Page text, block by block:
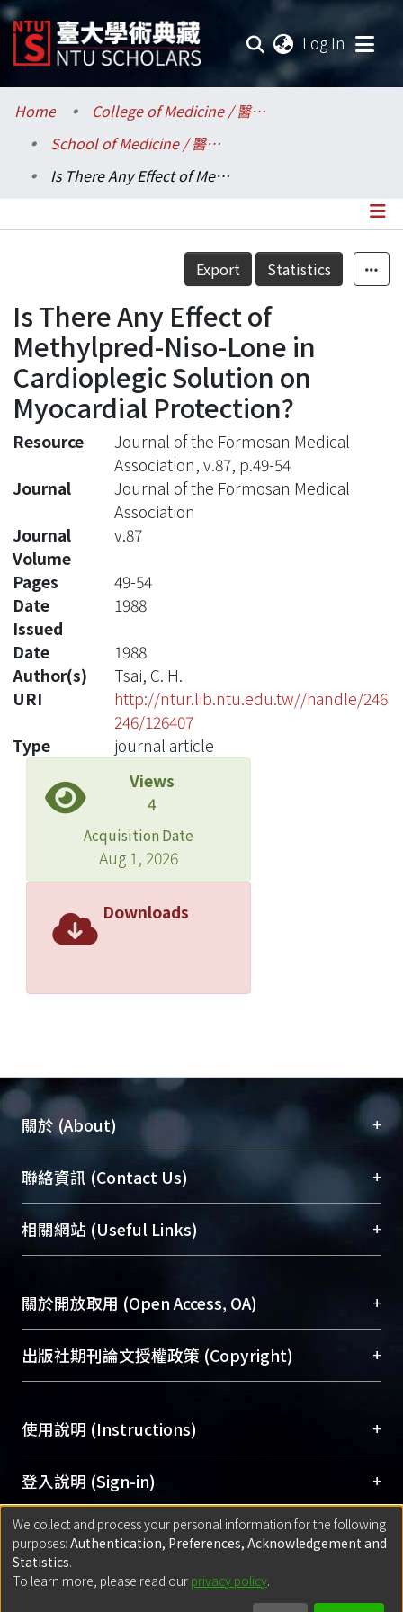
Log In
Communities & Collections
Research Outputs
Statistics
Home
College of Medicine / 醫學院
School of Medicine / 醫學系
Is There Any Effect of Methylpred-Niso-Lone in Cardioplegic Solution on Myocardial Protection?
Details
Export Statistics
Is There Any Effect of
Methylpred-Niso-Lone in
Cardioplegic Solution on
Myocardial Protection?
Resource
Journal of the Formosan Medical
Association, v.87, p.49-54
Journal
Journal of the Formosan Medical
Association
Journal
Volume
v.87
Pages
49-54
Date
Issued
1988
Date
1988
Author(s)
Tsai, C. H.
URI
http://ntur.lib.ntu.edu.tw//handle/246
246/126407
Type
journal article
Views
4
Acquisition Date
Aug 1, 2026
Downloads
關於 (About) +
臺大位居世界頂尖大學之列，為永久珍藏及向國際
展現本校豐碩的研究成果及學術能量，圖書館整合
機構典藏（NTUR）與學術庫（AH）不同功能平
台，成為臺大學術典藏NTU scholars。期能整合研
成果。
To permanently archive and promote researcher
profiles and scholarly works, Library integrates the
services of “NTU Repository” with “Academic
聯絡資訊 (Contact Us) +
總館學科館員(Main Library)
醫學圖書館學科館員(Medical Library)
Sciences Library)
相關網站 (Useful Links) +
關於開放取用 (Open Access, OA) +
開放取用是從使用者角度提升資訊取用性的社會運
動，應用在學術研究上是透過將研究著作公開供使
用逐年攀升。同時可加速研究發展、提升研究影響
Archive）平台。 （點選深入了解OA）
出版社期刊論文授權政策 (Copyright) +
含部分內容的版權非匯入者所有，或由第三方贊
助與合作完成，請確認該版權所有者及第三方同
意提供此授權。
Please represent that the submission is your
original work, and that you have the right to
grant the rights to upload.
若欲上傳已出版的全文電子檔，可使用
網站查詢，以確認出版單位之版權
使用說明 (Instructions) +
網站簡介(Quickstart Guide)
使用手冊(Instruction Manual)
線上預約服務(Booking Service)
登入說明 (Sign-in) +
方案一：臺灣大學計算機中心帳號登入
(With C&INC Email Account)
方案二：ORCID帳號登入(With ORCID)
匯入著作 (Submission) +
方案一：定期更新ORCID者，以ID匯入
We collect and process your personal information for the following
purposes: Authentication, Preferences, Acknowledgement and
Statistics.
To learn more, please read our privacy policy.